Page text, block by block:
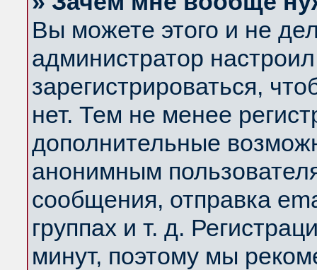
Вы можете этого и не
администратор
зарегистрироваться,
нет. Тем не менее
дополнительные
анонимным
сообщения, отправка
группах и т. д.
минут, поэтому мы